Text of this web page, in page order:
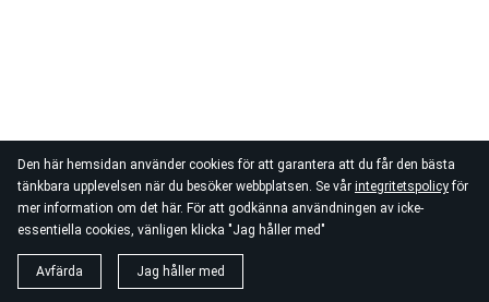
Den här hemsidan använder cookies för att garantera att du får den bästa
tänkbara upplevelsen när du besöker webbplatsen. Se vår integritetspolicyför
mer information om det här. För att godkänna användningen av icke-
essentiella cookies, vänligen klicka "Jag håller med"
Avfärda Jag håller med